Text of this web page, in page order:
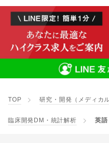
TOP 研究・開発（メディカル
臨床開発DM・統計解析 英語